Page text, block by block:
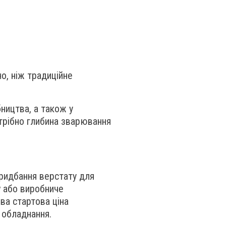
ніж традиційне
а також у
глибина зварювання
верстату для
або виробниче
стартова ціна